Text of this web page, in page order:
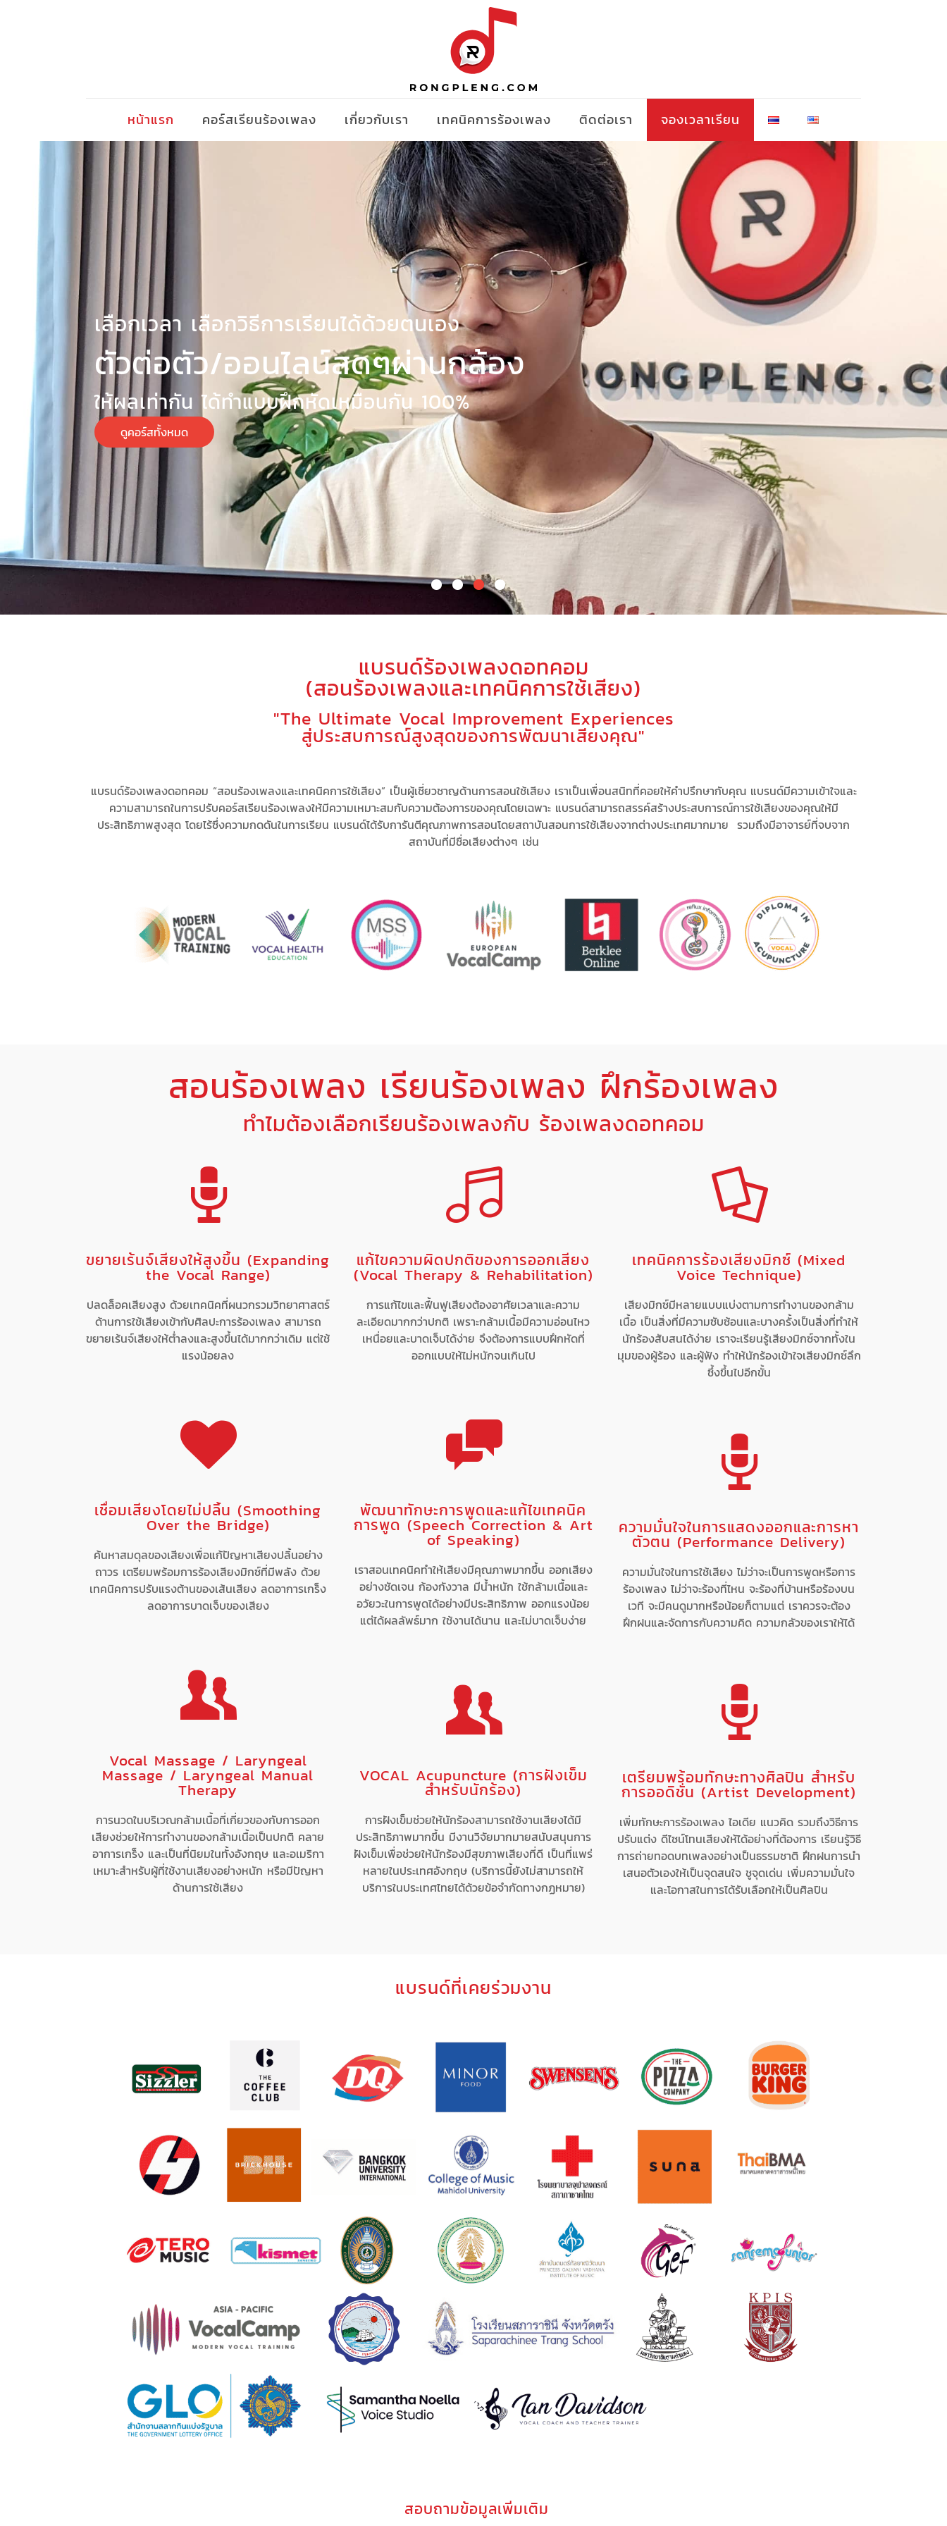
หน้าแรก คอร์สเรียนร้องเพลง เกี่ยวกับเรา เทคนิคการร้องเพลง ติดต่อเรา จองเวลาเรียน
เลือกเวลา เลือกวิธีการเรียนได้ด้วยตนเอง
ตัวต่อตัว/ออนไลน์สดๆผ่านกล้อง
ให้ผลเท่ากัน ได้ทำแบบฝึกหัดเหมือนกัน 100%
ดูคอร์สทั้งหมด
แบรนด์ร้องเพลงดอทคอม
(สอนร้องเพลงและเทคนิคการใช้เสียง)
"The Ultimate Vocal Improvement Experiences
สู่ประสบการณ์สูงสุดของการพัฒนาเสียงคุณ"
แบรนด์ร้องเพลงดอทคอม “สอนร้องเพลงและเทคนิคการใช้เสียง” เป็นผู้เชี่ยวชาญด้านการสอนใช้เสียงเราเป็นเพื่อนสนิทที่คอยให้คำปรึกษากับคุณ แบรนด์มีความเข้าใจและ
ความสามารถในการปรับคอร์สเรียนร้องเพลงให้มีความเหมาะสมกับความต้องการของคุณโดยเฉพาะ แบรนด์สามารถสรรค์สร้างประสบการณ์การใช้เสียงของคุณให้มี
ประสิทธิภาพสูงสุด โดยไร้ซึ่งความกดดันในการเรียน แบรนด์ได้รับการันตีคุณภาพการสอนโดยสถาบันสอนการใช้เสียงจากต่างประเทศมากมาย รวมถึงมีอาจารย์ที่จบจาก
สถาบันที่มีชื่อเสียงต่างๆ เช่น
สอนร้องเพลง เรียนร้องเพลง ฝึกร้องเพลง
ทำไมต้องเลือกเรียนร้องเพลงกับ ร้องเพลงดอทคอม
ขยายเร้นจ์เสียงให้สูงขึ้น (Expanding
the Vocal Range)
ปลดล็อคเสียงสูง ด้วยเทคนิคที่ผนวกรวมวิทยาศาสตร์
ด้านการใช้เสียงเข้ากับศิลปะการร้องเพลง สามารถ
ขยายเร้นจ์เสียงให้ต่ำลงและสูงขึ้นได้มากกว่าเดิม แต่ใช้
แรงน้อยลง
เชื่อมเสียงโดยไม่ปลิ้น (Smoothing
Over the Bridge)
ค้นหาสมดุลของเสียงเพื่อแก้ปัญหาเสียงปลิ้นอย่าง
ถาวร เตรียมพร้อมการร้องเสียงมิกซ์ที่มีพลัง ด้วย
เทคนิคการปรับแรงต้านของเส้นเสียง ลดอาการเกร็ง
ลดอาการบาดเจ็บของเสียง
Vocal Massage / Laryngeal
Massage / Laryngeal Manual
Therapy
การนวดในบริเวณกล้ามเนื้อที่เกี่ยวของกับการออก
เสียงช่วยให้การทำงานของกล้ามเนื้อเป็นปกติ คลาย
อาการเกร็ง และเป็นที่นิยมในทั้งอังกฤษ และอเมริกา
เหมาะสำหรับผู้ที่ใช้งานเสียงอย่างหนัก หรือมีปัญหา
ด้านการใช้เสียง
แก้ไขความผิดปกติของการออกเสียง
(Vocal Therapy & Rehabilitation)
การแก้ไขและฟื้นฟูเสียงต้องอาศัยเวลาและความ
ละเอียดมากกว่าปกติ เพราะกล้ามเนื้อมีความอ่อนไหว
เหนื่อยและบาดเจ็บได้ง่าย จึงต้องการแบบฝึกหัดที่
ออกแบบให้ไม่หนักจนเกินไป
พัฒนาทักษะการพูดและแก้ไขเทคนิค
การพูด (Speech Correction & Art
of Speaking)
เราสอนเทคนิคทำให้เสียงมีคุณภาพมากขึ้น ออกเสียง
อย่างชัดเจน ก้องกังวาล มีน้ำหนัก ใช้กล้ามเนื้อและ
อวัยวะในการพูดได้อย่างมีประสิทธิภาพ ออกแรงน้อย
แต่ได้ผลลัพธ์มาก ใช้งานได้นาน และไม่บาดเจ็บง่าย
VOCAL Acupuncture (การฝังเข็ม
สำหรับนักร้อง)
การฝังเข็มช่วยให้นักร้องสามารถใช้งานเสียงได้มี
ประสิทธิภาพมากขึ้น มีงานวิจัยมากมายสนับสนุนการ
ฝังเข็มเพื่อช่วยให้นักร้องมีสุขภาพเสียงที่ดี เป็นที่แพร่
หลายในประเทศอังกฤษ (บริการนี้ยังไม่สามารถให้
บริการในประเทศไทยได้ด้วยข้อจำกัดทางกฏหมาย)
เทคนิคการร้องเสียงมิกซ์ (Mixed
Voice Technique)
เสียงมิกซ์มีหลายแบบแบ่งตามการทำงานของกล้าม
เนื้อ เป็นสิ่งที่มีความซับซ้อนและบางครั้งเป็นสิ่งที่ทำให้
นักร้องสับสนได้ง่าย เราจะเรียนรู้เสียงมิกซ์จากทั้งใน
มุมของผู้ร้อง และผู้ฟัง ทำให้นักร้องเข้าใจเสียงมิกซ์ลึก
ซึ้งขึ้นไปอีกขั้น
ความมั่นใจในการแสดงออกและการหา
ตัวตน (Performance Delivery)
ความมั่นใจในการใช้เสียง ไม่ว่าจะเป็นการพูดหรือการ
ร้องเพลง ไม่ว่าจะร้องที่ไหน จะร้องที่บ้านหรือร้องบน
เวที จะมีคนดูมากหรือน้อยก็ตามแต่ เราควรจะต้อง
ฝึกฝนและจัดการกับความคิด ความกลัวของเราให้ได้
เตรียมพร้อมทักษะทางศิลปิน สำหรับ
การออดิชั่น (Artist Development)
เพิ่มทักษะการร้องเพลง ไอเดีย แนวคิด รวมถึงวิธีการ
ปรับแต่ง ดีไซน์โทนเสียงให้ได้อย่างที่ต้องการ เรียนรู้วิธี
การถ่ายทอดบทเพลงอย่างเป็นธรรมชาติ ฝึกฝนการนำ
เสนอตัวเองให้เป็นจุดสนใจ ชูจุดเด่น เพิ่มความมั่นใจ
และโอกาสในการได้รับเลือกให้เป็นศิลปิน
แบรนด์ที่เคยร่วมงาน
สอบถามข้อมูลเพิ่มเติม